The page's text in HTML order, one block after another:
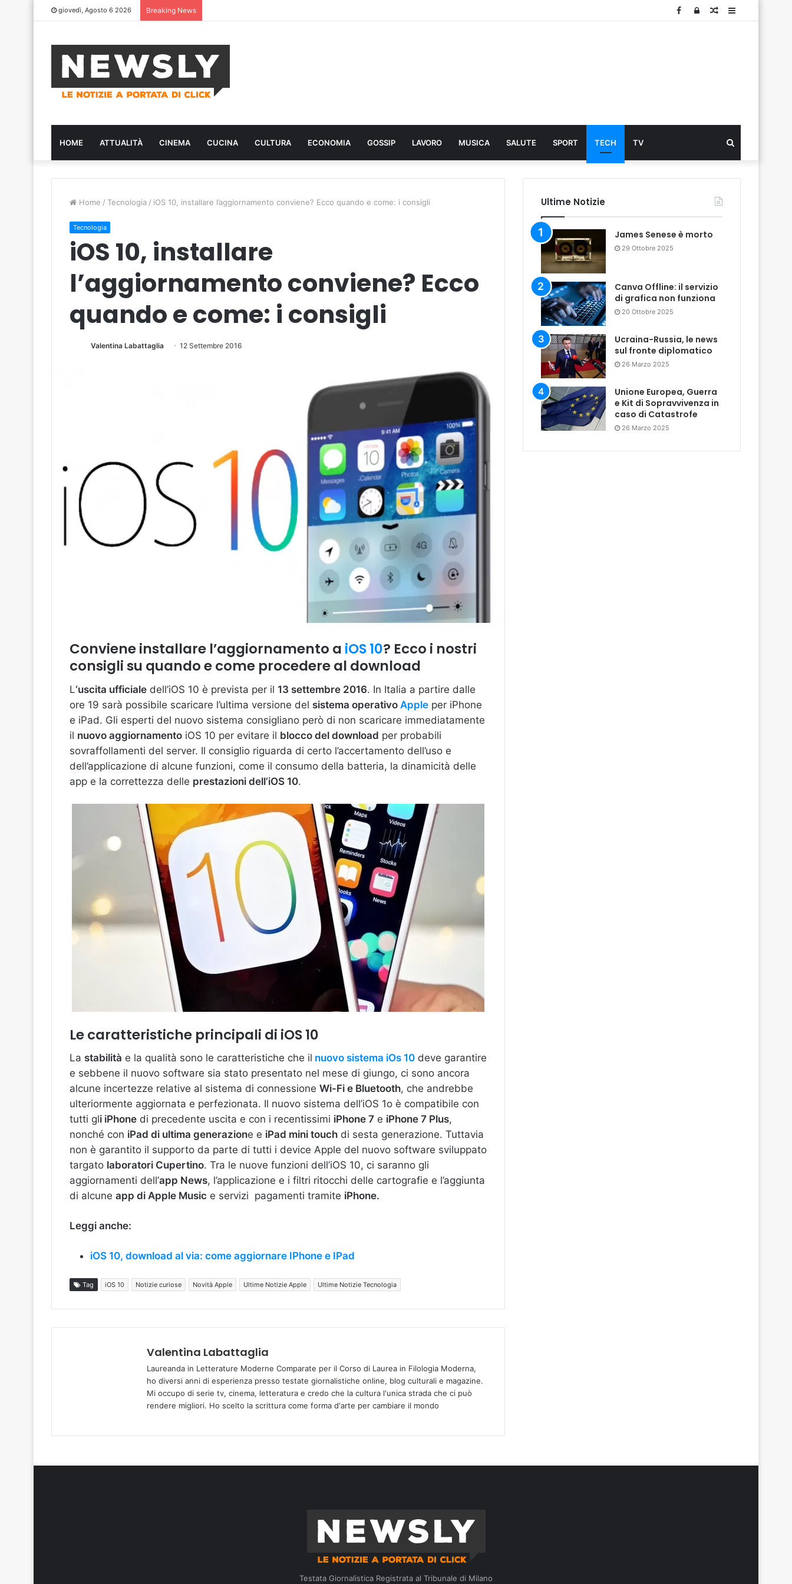
giovedì, Agosto 6 2026 Breaking News Sidebar
Articolo
Log
Facebook
HOME ATTUALITÀ CINEMA CUCINA CULTURA ECONOMIA GOSSIP LAVORO MUSICA SALUTE SPORT TECH TV
...
Home / Tecnologia / iOS 10, installare l’aggiornamento conviene? Ecco quando e come: i consigli
Tecnologia
iOS 10, installare
l’aggiornamento conviene? Ecco
quando e come: i consigli
Valentina Labattaglia 12 Settembre 2016
Conviene installare l’aggiornamento a iOS 10? Ecco i nostri
consigli su quando e come procedere al download
L‘uscita ufficiale dell’iOS 10 è prevista per il 13 settembre 2016. In Italia a partire dalle
ore 19 sarà possibile scaricare l’ultima versione del sistema operativo Apple per iPhone
e iPad. Gli esperti del nuovo sistema consigliano però di non scaricare immediatamente
il nuovo aggiornamento iOS 10 per evitare il blocco del download per probabili
sovraffollamenti del server. Il consiglio riguarda di certo l’accertamento dell’uso e
dell’applicazione di alcune funzioni, come il consumo della batteria, la dinamicità delle
app e la correttezza delle prestazioni dell’iOS 10.
Le caratteristiche principali di iOS 10
La stabilità e la qualità sono le caratteristiche che il nuovo sistema iOs 10 deve garantire
e sebbene il nuovo software sia stato presentato nel mese di giungo, ci sono ancora
alcune incertezze relative al sistema di connessione Wi-Fi e Bluetooth, che andrebbe
ulteriormente aggiornata e perfezionata. Il nuovo sistema dell’iOS 1o è compatibile con
tutti gli iPhone di precedente uscita e con i recentissimi iPhone 7 e iPhone 7 Plus,
nonché con iPad di ultima generazione e iPad mini touch di sesta generazione. Tuttavia
non è garantito il supporto da parte di tutti i device Apple del nuovo software sviluppato
targato laboratori Cupertino. Tra le nuove funzioni dell’iOS 10, ci saranno gli
aggiornamenti dell’app News, l’applicazione e i filtri ritocchi delle cartografie e l’aggiunta
di alcune app di Apple Music e servizi pagamenti tramite iPhone.
Leggi anche:
iOS 10, download al via: come aggiornare IPhone e IPad
Tag iOS 10 Notizie curiose Novità Apple Ultime Notizie Apple Ultime Notizie Tecnologia
Valentina Labattaglia
Laureanda in Letterature Moderne Comparate per il Corso di Laurea in Filologia Moderna,
ho diversi anni di esperienza presso testate giornalistiche online, blog culturali e magazine.
Mi occupo di serie tv, cinema, letteratura e credo che la cultura l'unica strada che ci può
rendere migliori. Ho scelto la scrittura come forma d'arte per cambiare il mondo
Ultime Notizie
James Senese è morto
29 Ottobre 2025
Canva Offline: il servizio
di grafica non funziona
20 Ottobre 2025
Ucraina-Russia, le news
sul fronte diplomatico
26 Marzo 2025
Unione Europea, Guerra
e Kit di Sopravvivenza in
caso di Catastrofe
26 Marzo 2025
Testata Giornalistica Registrata al Tribunale di Milano